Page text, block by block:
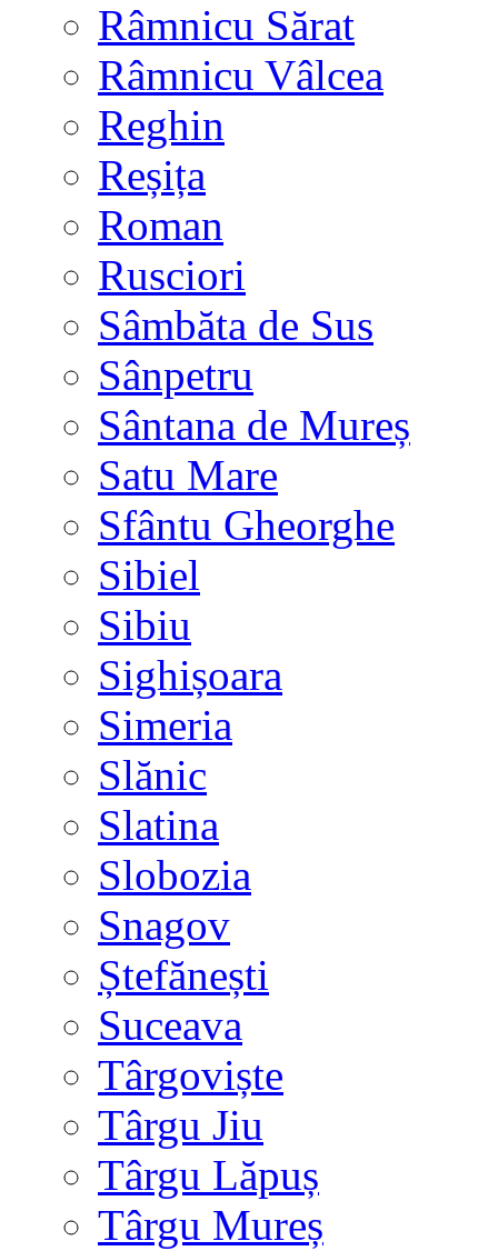
Râmnicu Sărat
Râmnicu Vâlcea
Reghin
Reșița
Roman
Rusciori
Sâmbăta de Sus
Sânpetru
Sântana de Mureș
Satu Mare
Sfântu Gheorghe
Sibiel
Sibiu
Sighișoara
Simeria
Slănic
Slatina
Slobozia
Snagov
Ștefănești
Suceava
Târgoviște
Târgu Jiu
Târgu Lăpuș
Târgu Mureș